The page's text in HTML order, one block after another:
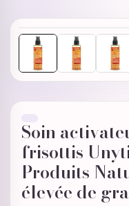
Soin
frisottis
Produits
élevée de